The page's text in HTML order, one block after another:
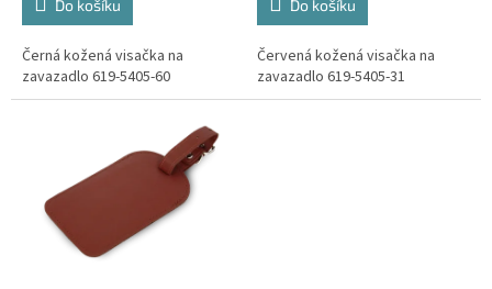
Do košíku
Černá kožená visačka na
zavazadlo 619-5405-60
Do košíku
Červená kožená visačka na
zavazadlo 619-5405-31